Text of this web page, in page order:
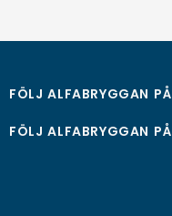
FÖLJ ALFABRYGGAN PÅ
FÖLJ ALFABRYGGAN PÅ